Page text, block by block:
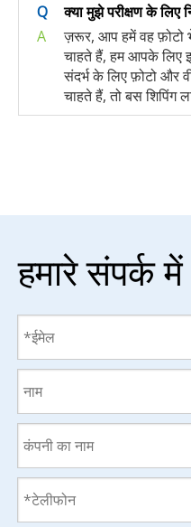
Q
क्या मुझे परीक्षण के लिए
A
ज़रूर, आप हमें वह फ़ोटो
चाहते हैं, हम आपके लिए
संदर्भ के लिए फ़ोटो और
चाहते हैं, तो बस शिपिंग
हमारे संपर्क